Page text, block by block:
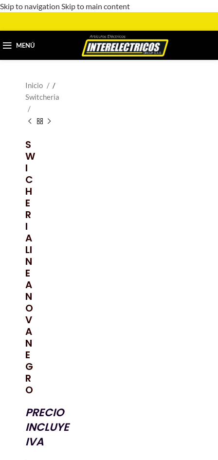
Skip to navigation Skip to main content
MENÚ
Inicio
/
Switcheria
S
W
I
C
H
E
R
I
A
LI
N
E
A
N
O
V
A
N
E
G
R
O
PRECIO
INCLUYE
IVA